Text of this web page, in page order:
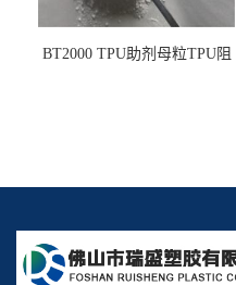
BT2000 TPU助剂母粒TPU阻